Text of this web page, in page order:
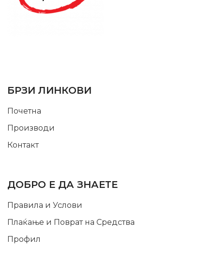
БРЗИ ЛИНКОВИ
Почетна
Производи
Контакт
ДОБРО Е ДА ЗНАЕТЕ
Правила и Услови
Плаќање и Поврат на Средства
Профил